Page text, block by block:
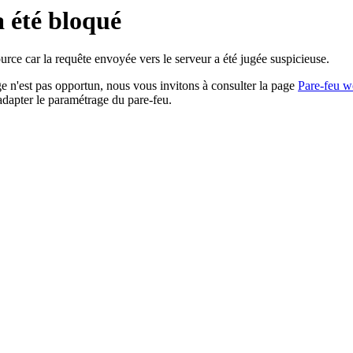
été bloqué
car la requête envoyée vers le serveur a été jugée suspicieuse.
n'est pas opportun, nous vous invitons à consulter la page Pare-feu
le paramétrage du pare-feu.